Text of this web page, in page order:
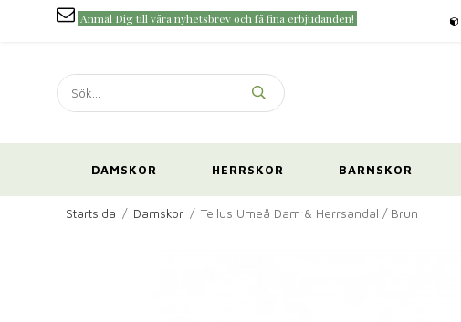
Anmäl Dig till våra nyhetsbrev och få fina erbjudanden!
DAMSKOR HERRSKOR BARNSKOR
Startsida / Damskor / Tellus Umeå Dam & Herrsandal / Brun